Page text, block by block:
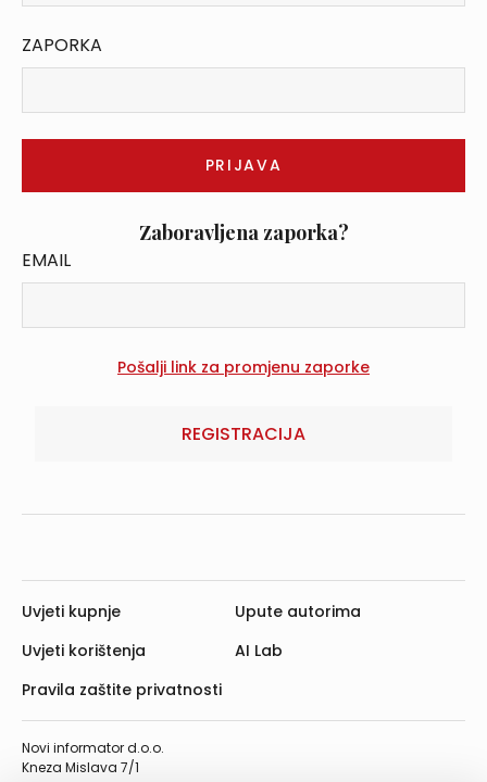
ZAPORKA
Zaboravljena zaporka?
EMAIL
REGISTRACIJA
Novi informator d.o.o.
Kneza Mislava 7/1
Uvjeti kupnje
Uvjeti korištenja
Pravila zaštite privatnosti
Upute autorima
AI Lab